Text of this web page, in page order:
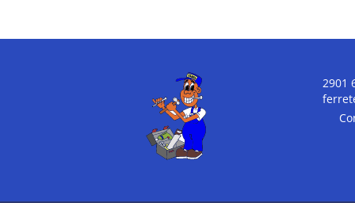
2901